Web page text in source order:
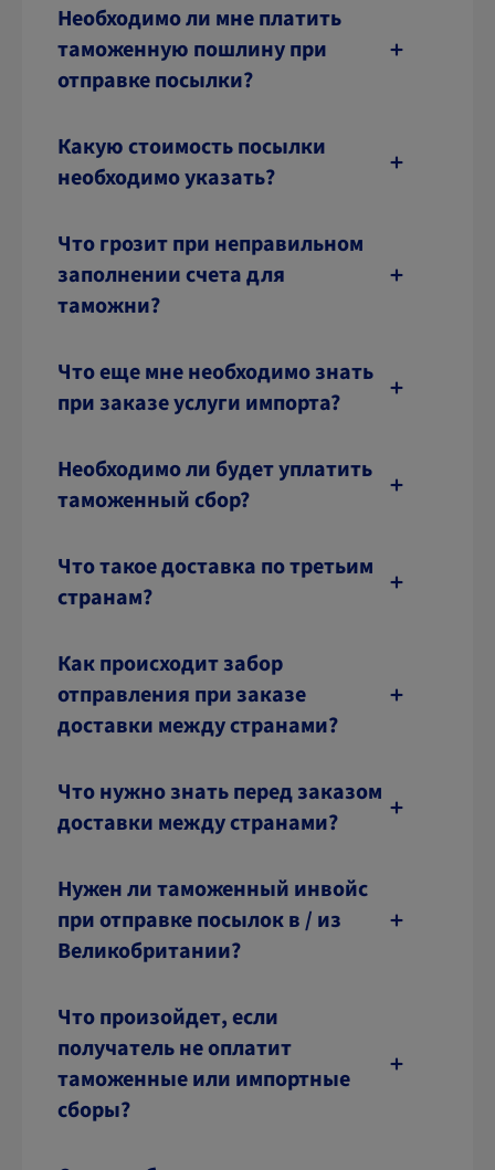
Необходимо ли мне платить
таможенную пошлину при
отправке посылки?
Какую стоимость посылки
необходимо указать?
Что грозит при неправильном
заполнении счета для
таможни?
Что еще мне необходимо знать
при заказе услуги импорта?
Необходимо ли будет уплатить
таможенный сбор?
Что такое доставка по третьим
странам?
Как происходит забор
отправления при заказе
доставки между странами?
Что нужно знать перед заказом
доставки между странами?
Нужен ли таможенный инвойс
при отправке посылок в / из
Великобритании?
Что произойдет, если
получатель не оплатит
таможенные или импортные
сборы?